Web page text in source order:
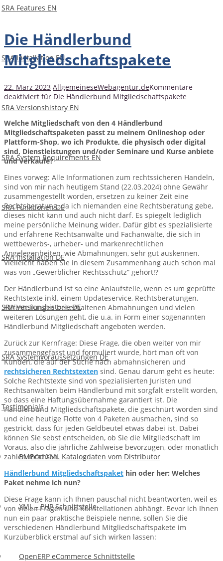
SRA Features EN
SRA Installation EN
SRA Versionshistory EN
SRA System Requirements EN
SRA Funktionen DE
SRA Installation DE
SRA Versionshistorie DE
SRA Systemvoraussetzungen DE
Testimonials
BMEcat XML Katalogdaten vom Distributor
XML – PHP Schnittstelle
OpenERP eCommerce Schnittstelle
Die Händlerbund
Mitgliedschaftspakete
22. März 2023 AllgemeineseWebagentur.deKommentare
deaktiviert für Die Händlerbund Mitgliedschaftspakete
Welche Mitgliedschaft von den 4 Händlerbund
Mitgliedschaftspaketen passt zu meinem Onlineshop oder
Plattform-Shop, wo ich Produkte, die physisch oder digital
sind, Dienstleistungen und/oder Seminare und Kurse anbiete
und verkaufe?
Eines vorweg: Alle Informationen zum rechtssicheren Handeln,
sind von mir nach heutigem Stand (22.03.2024) ohne Gewähr
zusammengestellt worden, ersetzen zu keiner Zeit eine
Rechtsberatung, da ich niemanden eine Rechtsberatung gebe,
dieses nicht kann und auch nicht darf. Es spiegelt lediglich
meine persönliche Meinung wider. Dafür gibt es spezialisierte
und erfahrene Rechtsanwälte und Fachanwälte, die sich in
wettbewerbs-, urheber- und markenrechtlichen
Angelegenheiten, wie Abmahnungen, sehr gut auskennen.
Vielleicht haben Sie in diesem Zusammenhang auch schon mal
was von „Gewerblicher Rechtsschutz“ gehört!?
Der Händlerbund ist so eine Anlaufstelle, wenn es um geprüfte
Rechtstexte inkl. einem Updateservice, Rechtsberatungen,
Hilfestellungen bei erhaltenen Abmahnungen und vielen
weiteren Lösungen geht, die u.a. in Form einer sogenannten
Händlerbund Mitgliedschaft angeboten werden.
Zurück zur Kernfrage: Diese Frage, die oben weiter von mir
zusammengefasst und formuliert wurde, hört man oft von
Kunden, die auf der Suche nach abmahnsicheren und
rechtsicheren Rechtstexten sind. Genau darum geht es heute:
Solche Rechtstexte sind von spezialisierten Juristen und
Rechtsanwälten beim Händlerbund mit sorgfalt erstellt worden,
so dass eine Haftungsübernahme garantiert ist. Die
Händlerbund Mitgliedschaftspakete, die geschnürt worden sind
und eine heutige Flotte von 4 Paketen ausmachen, sind so
gestrickt, dass für jeden Geldbeutel etwas dabei ist. Dabei
können Sie sebst entscheiden, ob Sie die Mitgliedschaft im
Voraus, also die jährliche Zahlweise bevorzugen, oder monatlich
zahlen möchten.
Händlerbund Mitgliedschaftspaket hin oder her: Welches
Paket nehme ich nun?
Diese Frage kann ich Ihnen pauschal nicht beantworten, weil es
von vielen Fragen und Konstellationen abhängt. Bevor ich Ihnen
nun ein paar praktische Beispiele nenne, sollen Sie die
verschiedenen Händlerbund Mitgliedschaftspakete im
Kurzüberblick erstmal auf sich wirken lassen: